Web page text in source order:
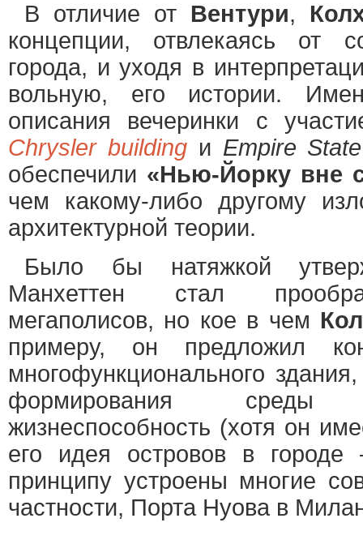
В отличие от Вентури,
концепции, отвлекаясь от
города, и уходя в
вольную, его истории.
описания вечеринки с
Chrysler buildingи Empire
обеспечили «Нью-Йорку вне
чем какому-либо другому
архитектурной теории.
Было бы натяжкой
Манхеттен стал
мегаполисов, но кое в чем
примеру, он предложил
многофункционального
формирования
жизнеспособность (хотя он
его идея островов в
принципу устроены многие
частности, Порта Нуова в